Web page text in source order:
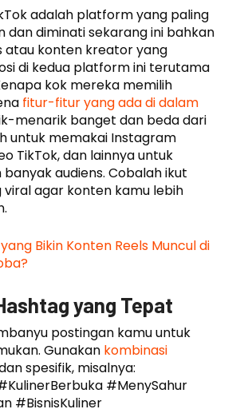
adalah platform yang paling
dan diminati sekarang ini bahkan
atau konten kreator yang
di kedua platform ini terutama
kok mereka memilih
fitur-fitur yang ada di dalam
menarik banget dan beda dari
untuk memakai Instagram
TikTok, dan lainnya untuk
audiens. Cobalah ikut
agar konten kamu lebih
Bikin Konten Reels Muncul di
yang Tepat
postingan kamu untuk
Gunakan kombinasi
spesifik, misalnya:
#MenySahur
#BisnisKuliner